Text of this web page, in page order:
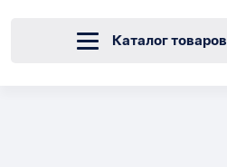
Каталог товаров